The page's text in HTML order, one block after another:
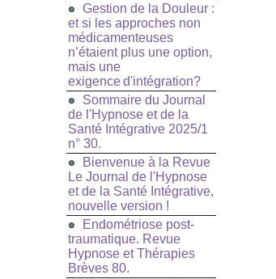
Gestion de la Douleur :
et si les approches non
médicamenteuses
n’étaient plus une option,
mais une
exigence d'intégration?
Sommaire du Journal
de l'Hypnose et de la
Santé Intégrative 2025/1
n° 30.
Bienvenue à la Revue
Le Journal de l'Hypnose
et de la Santé Intégrative,
nouvelle version !
Endométriose post-
traumatique. Revue
Hypnose et Thérapies
Brèves 80.